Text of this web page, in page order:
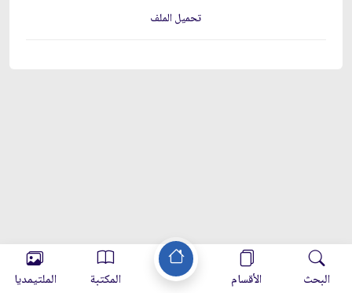
تحميل الملف
البحث الأقسام المكتبة الملتيمديا